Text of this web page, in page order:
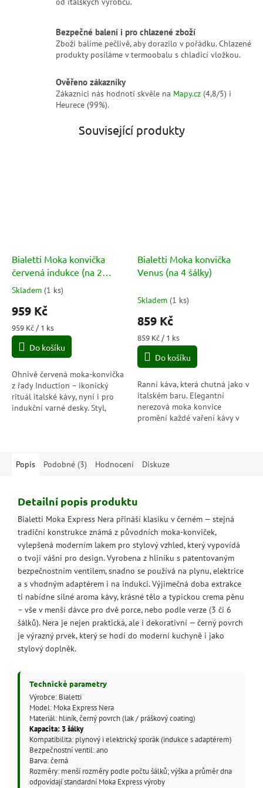
Bezpečné balení i pro chlazené zboží
Zboží balíme pečlivě, aby dorazilo v pořádku. Chlazené
produkty posíláme v termoobalu s chladicí vložkou.
Ověřeno zákazníky
Zákazníci nás hodnotí skvěle na Mapy.cz (4,8/5) i
Heurece (99%).
Související produkty
Bialetti Moka konvička
červená indukce (na 2
šálky)
Průměrné
hodnocení
produktu
je
5,0
5
hvězdiček.
Skladem (1 ks)
959 Kč
Měrná
cena:
959 Kč / 1 ks
Do košíku
Ohnivě červená moka-konvička
z řady Induction – ikonický
rituál italské kávy, nyní i pro
indukční varné desky. Styl,
Bialetti Moka konvička
Venus (na 4 šálky)
Skladem (1 ks)
859 Kč
Měrná
cena:
859 Kč / 1 ks
Do košíku
Ranní káva, která chutná jako v
italském baru. Elegantní
nerezová moka konvice
promění každé vaření kávy v
Popis Podobné (3) Hodnocení Diskuze
Detailní popis produktu
Bialetti Moka Express Nera přináší klasiku v černém — stejná
tradiční konstrukce známá z původních moka-konviček,
vylepšená moderním lakem pro stylový vzhled, který vypovídá
o tvoji vášni pro design. Vyrobena z hliníku s patentovaným
bezpečnostním ventilem, snadno se používá na plynu, elektrice
a s vhodným adaptérem i na indukci. Výjimečná doba extrakce
ti nabídne silné aroma kávy, krásné tělo a typickou crema pěnu
– vše v menší dávce pro dvě porce, nebo podle verze (3 či 6
šálků). Nera je nejen praktická, ale i dekorativní — černý povrch
je výrazný prvek, který se hodí do moderní kuchyně i jako
stylový doplněk.
Technické parametry
Výrobce: Bialetti
Model: Moka Express Nera
Materiál: hliník, černý povrch (lak / práškový coating)
Kapacita: 3 šálky
Kompatibilita: plynový i elektrický sporák (indukce s adaptérem)
Bezpečnostní ventil: ano
Barva: černá
Rozměry: menší rozměry podle počtu šálků; výška a průměr dna
odpovídají standardní Moka Express výroby